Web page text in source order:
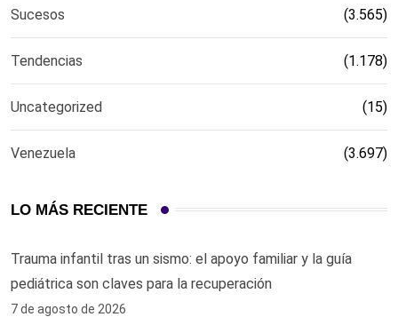
Sucesos (3.565)
Tendencias (1.178)
Uncategorized (15)
Venezuela (3.697)
LO MÁS RECIENTE
Trauma infantil tras un sismo: el apoyo familiar y la guía
pediátrica son claves para la recuperación
7 de agosto de 2026